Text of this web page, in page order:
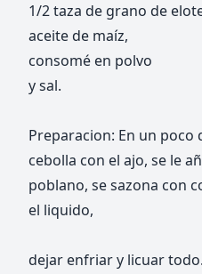
1/2 taza de grano de
aceite de maíz,
consomé en polvo
y sal.
Preparacion: En un poco
cebolla con el ajo, se le
poblano, se sazona con
el liquido,
dejar enfriar y licuar todo.